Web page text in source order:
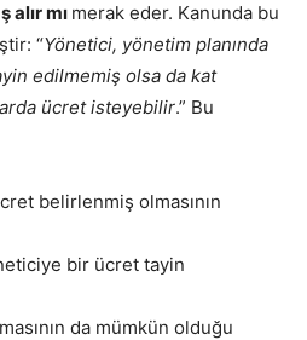
mı merak eder. Kanunda bu
“Yönetici, yönetim planında
edilmemiş olsa da kat
ücret isteyebilir.” Bu
belirlenmiş olmasının
bir ücret tayin
da mümkün olduğu